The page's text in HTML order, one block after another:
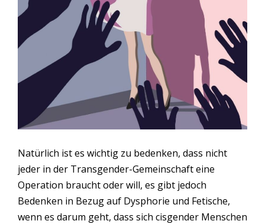
Natürlich ist es wichtig zu bedenken, dass nicht
jeder in der Transgender-Gemeinschaft eine
Operation braucht oder will, es gibt jedoch
Bedenken in Bezug auf Dysphorie und Fetische,
wenn es darum geht, dass sich cisgender Menschen